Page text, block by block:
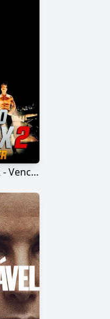
Operação Kickbox 2 - Vencer ou Vencer